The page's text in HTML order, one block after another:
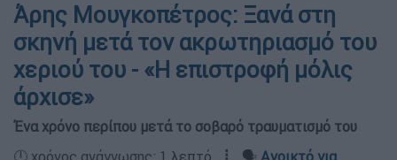
Άρης Μουγκοπέτρος: Ξανά στη
σκηνή μετά τον ακρωτηριασμό του
χεριού του - «Η επιστροφή μόλις
άρχισε»
Ένα χρόνο περίπου μετά το σοβαρό τραυματισμό του
🕛 χρόνος ανάγνωσης: 1 λεπτό ┋ 🗣️ Ανοικτό για